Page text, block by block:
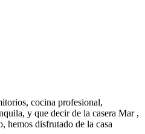
cocina profesional,
y que decir de la casera Mar ,
hemos disfrutado de la casa